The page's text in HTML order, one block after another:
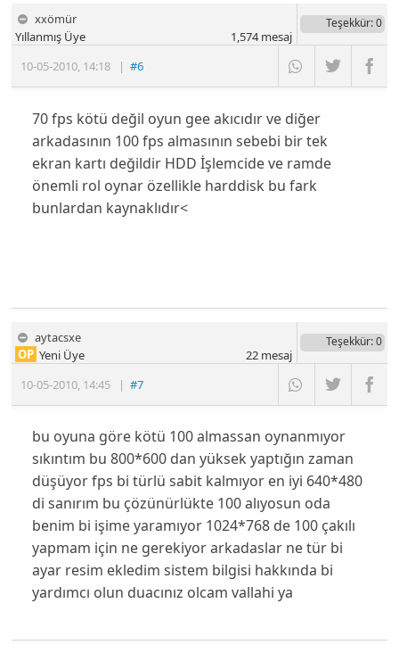
xxömür
10-05-2010, 14:18 |#6
Yıllanmış Üye
Teşekkür: 0
1,574mesaj
70 fps kötü değil oyun gee akıcıdır ve diğer
arkadasının 100 fps almasının sebebi bir tek
ekran kartı değildir HDD İşlemcide ve ramde
önemli rol oynar özellikle harddisk bu fark
bunlardan kaynaklıdır<
aytacsxe
10-05-2010, 14:45 |#7
OP Yeni Üye
Teşekkür: 0
22mesaj
bu oyuna göre kötü 100 almassan oynanmıyor
sıkıntım bu 800*600 dan yüksek yaptığın zaman
düşüyor fps bi türlü sabit kalmıyor en iyi 640*480
di sanırım bu çözünürlükte 100 alıyosun oda
benim bi işime yaramıyor 1024*768 de 100 çakılı
yapmam için ne gerekiyor arkadaslar ne tür bi
ayar resim ekledim sistem bilgisi hakkında bi
yardımcı olun duacınız olcam vallahi ya